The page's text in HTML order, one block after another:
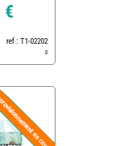
€
ref : T1-02202
0